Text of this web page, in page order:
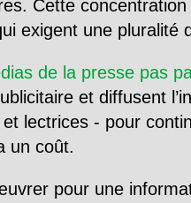
Cette
exigent une pluralité
de la presse pas
et diffusent
lectrices - pour
un coût.
pour une